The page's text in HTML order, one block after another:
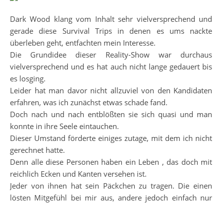
Dark Wood klang vom Inhalt sehr vielversprechend und
gerade diese Survival Trips in denen es ums nackte
überleben geht, entfachten mein Interesse.
Die Grundidee dieser Reality-Show war durchaus
vielversprechend und es hat auch nicht lange gedauert bis
es losging.
Leider hat man davor nicht allzuviel von den Kandidaten
erfahren, was ich zunächst etwas schade fand.
Doch nach und nach entblößten sie sich quasi und man
konnte in ihre Seele eintauchen.
Dieser Umstand förderte einiges zutage, mit dem ich nicht
gerechnet hatte.
Denn alle diese Personen haben ein Leben , das doch mit
reichlich Ecken und Kanten versehen ist.
Jeder von ihnen hat sein Päckchen zu tragen. Die einen
lösten Mitgefühl bei mir aus, andere jedoch einfach nur